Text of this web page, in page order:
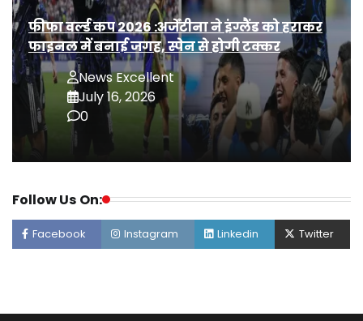
फीफा वर्ल्ड कप 2026 :अर्जेंटीना ने इंग्लैंड को हराकर
फाइनल में बनाई जगह, स्पेन से होगी टक्कर
News Excellent
July 16, 2026
0
Follow Us On:
Facebook Instagram Linkedin Twitter